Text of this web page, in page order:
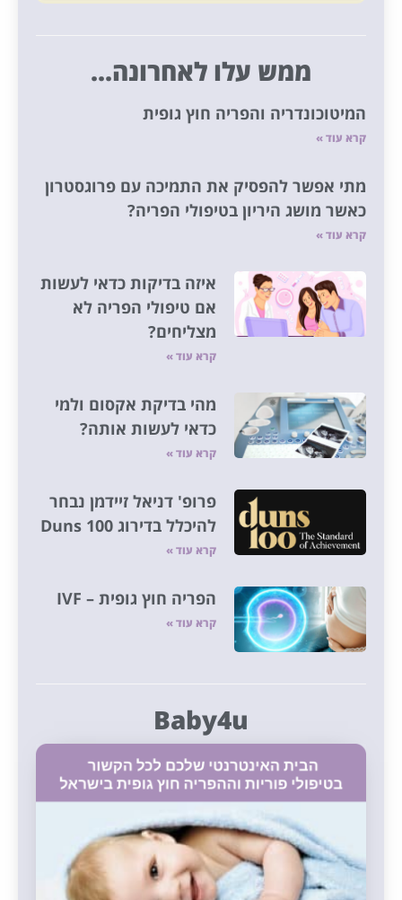
ממש עלו לאחרונה...
המיטוכונדריה והפריה חוץ גופית
קרא עוד »
מתי אפשר להפסיק את התמיכה עם פרוגסטרון
כאשר מושג היריון בטיפולי הפריה?
קרא עוד »
איזה בדיקות כדאי לעשות
אם טיפולי הפריה לא
מצליחים?
קרא עוד »
מהי בדיקת אקסום ולמי
כדאי לעשות אותה?
קרא עוד »
פרופ' דניאל זיידמן נבחר
להיכלל בדירוג Duns 100
קרא עוד »
הפריה חוץ גופית – IVF
קרא עוד »
Baby4u